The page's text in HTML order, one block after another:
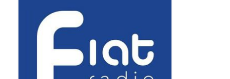
Imieniny Ks Kanonika
Wigilia Paschalna 2019
Wielki Piątek 2019